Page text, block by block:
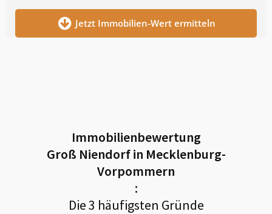
Jetzt Immobilien-Wert ermitteln
Immobilienbewertung
Groß Niendorf in Mecklenburg-
Vorpommern
:
Die 3 häufigsten Gründe